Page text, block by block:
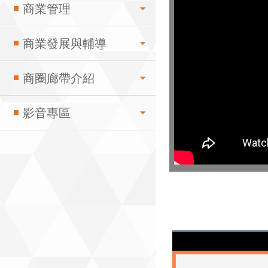
商業管理
商業發展與輔導
商圈廊帶介紹
影音專區